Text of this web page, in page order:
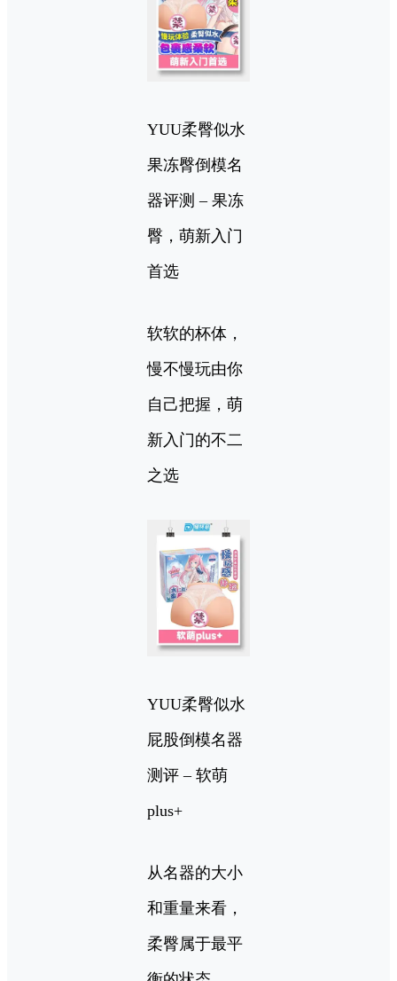
YUU柔臀似水
果冻臀倒模名
器评测 – 果冻
臀，萌新入门
首选
软软的杯体，
慢不慢玩由你
自己把握，萌
新入门的不二
之选
YUU柔臀似水
屁股倒模名器
测评 – 软萌
plus+
从名器的大小
和重量来看，
柔臀属于最平